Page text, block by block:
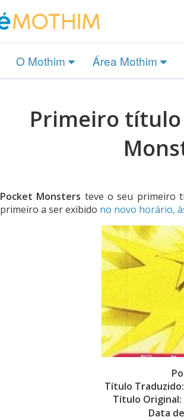
O Mothim Área Mothim
Primeiro
Pocket Monsters teve o seu primeiro
primeiro a ser exibido no novo horário,
Título Traduzido:
Título Original:
Data